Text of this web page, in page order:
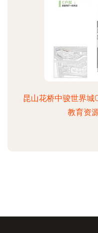
昆山花桥中骏世界城
教育资